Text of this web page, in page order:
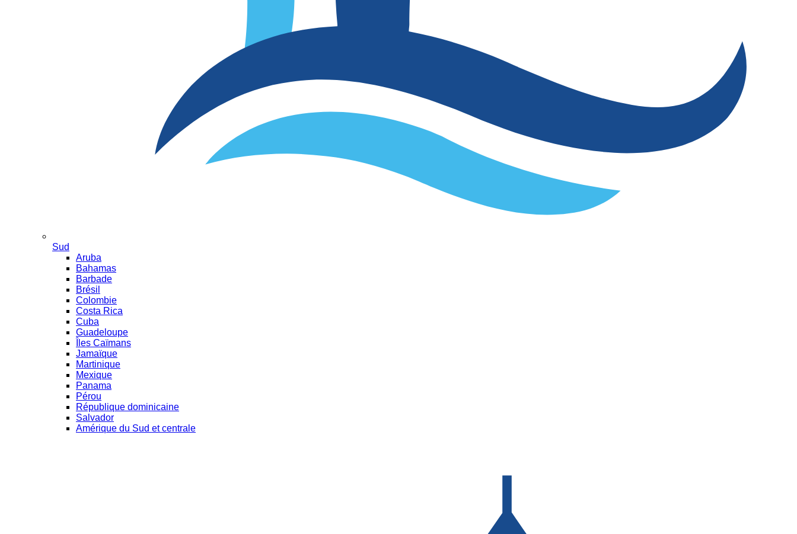
Sud
Aruba
Bahamas
Barbade
Brésil
Colombie
Costa Rica
Cuba
Guadeloupe
Îles Caïmans
Jamaïque
Martinique
Mexique
Panama
Pérou
République dominicaine
Salvador
Amérique du Sud et centrale